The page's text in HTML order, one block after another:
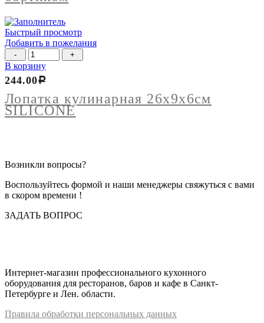
бортиком
Быстрый просмотр
Добавить в пожелания
Количество
товара
Лопатка
кулинарная
26х9х6см
SILICONE
В корзину
Лопатка кулинарная 26х9х6см
SILICONE
244.00Р
Возникли вопросы?
Воспользуйтесь формой и наши менеджеры свяжуться с вами
в скором времени !
ЗАДАТЬ ВОПРОС
Интернет-магазин профессионального кухонного
оборудования для ресторанов, баров и кафе в Санкт-
Петербурге и Лен. области.
Правила обработки персональных данных